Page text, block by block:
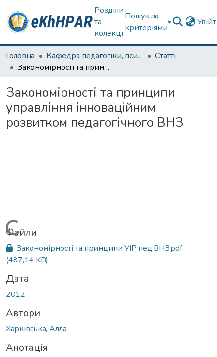
Розділи
та
колекції
Пошук за
критеріями
Головна Кафедра педагогіки, психології, початкової освіти та освітнього менеджменту
Статті
Закономірності та принципи управління інноваційним розвитком педагогічного ВНЗ
Закономірності та принципи
управління інноваційним
розвитком педагогічного ВНЗ
Вантажиться...
Файли
Закономірності та принципи УІР пед.ВНЗ.pdf
(487,14 KB)
Дата
2012
Автори
Харківська, Алла
Анотація